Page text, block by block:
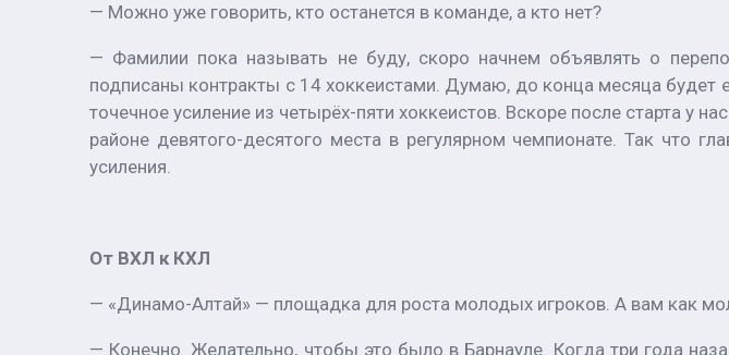
— Можно уже говорить, кто останется в команде, а кто нет?
— Фамилии пока называть не буду, скоро начнем объявлять о
подписаны контракты с 14 хоккеистами. Думаю, до конца месяца
точечное усиление из четырёх-пяти хоккеистов. Вскоре после старта
районе девятого-десятого места в регулярном чемпионате. Так что
усиления.
От ВХЛ к КХЛ
— «Динамо-Алтай» — площадка для роста молодых игроков. А вам как
— Конечно. Желательно, чтобы это было в Барнауле. Когда три года